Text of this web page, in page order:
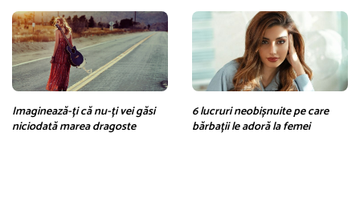
Imaginează-ți că nu-ți vei găsi
niciodată marea dragoste
6 lucruri neobișnuite pe care
bărbații le adoră la femei